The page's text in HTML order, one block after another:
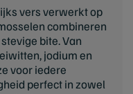
vers verwerkt op
combineren
bite. Van
jodium en
voor iedere
perfect in zowel